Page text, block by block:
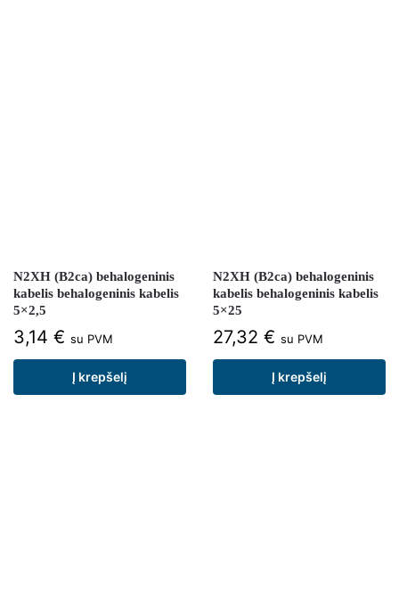
N2XH (B2ca) behalogeninis
kabelis behalogeninis kabelis
5×2,5
3,14 € su PVM
Į krepšelį
N2XH (B2ca) behalogeninis
kabelis behalogeninis kabelis
5×25
27,32 € su PVM
Į krepšelį